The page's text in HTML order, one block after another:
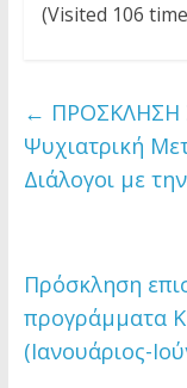
(Visited 106
← ΠΡΟΣΚΛΗΣΗ
Ψυχιατρική
Διάλογοι με
Πρόσκληση
προγράμματα
(Ιανουάριος-